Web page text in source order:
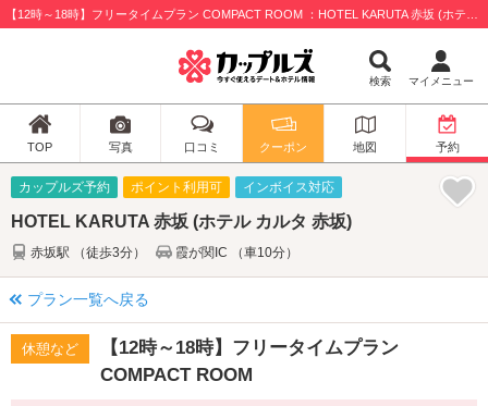
検索 マイメニュー
TOP 写真 口コミ クーポン 地図 予約
カップルズ予約 ポイント利用可 インボイス対応
HOTEL KARUTA 赤坂 (ホテル カルタ 赤坂)
赤坂駅 （徒歩3分） 霞が関IC （車10分）
プラン一覧へ戻る
休憩など
【12時～18時】フリータイムプラン
COMPACT ROOM